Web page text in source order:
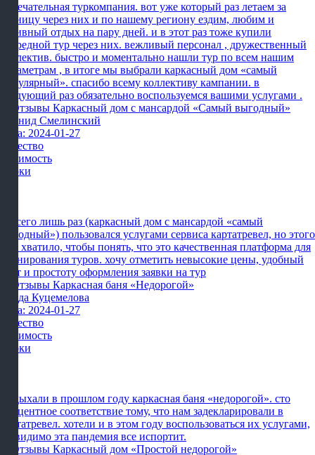
Замечательная туркомпания. вот уже который раз летаем за
границу через них и по нашему региону ездим, любим и
активный отдых на пару дней. и в этот раз тоже купили
очередной тур через них. вежливый персонал , дружественный
коллектив. быстро и моментально нашли тур по всем нашим
параметрам , в итоге мы выбрали каркасный дом «самый
популярный». спасибо всему коллективу кампании. в
следующий раз обязательно воспользуемся вашими услугами .
Леонид Смелинский
Дата: 2024-01-27
Качество
Стоимость
Сроки
Я всего лишь раз (каркасный дом с мансардой «самый
выгодный») пользовался услугами сервиса картатревел, но этого
мне хватило, чтобы понять, что это качественная платформа для
бронирования туров. хочу отметить невысокие цены, удобный
сайт и простоту оформления заявки на тур
Влада Куцемелова
Дата: 2024-01-27
Качество
Стоимость
Сроки
Отдыхали в прошлом году каркасная баня «недорогой». сто
процентное соответствие тому, что нам задекларировали в
картатревел. хотели и в этом году воспользоваться их услугами,
но видимо эта пандемия все испортит.